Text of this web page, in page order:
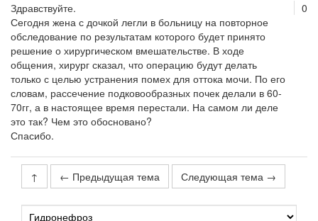
0
Здравствуйте.
Сегодня жена с дочкой легли в больницу на повторное
обследование по результатам которого будет принято
решение о хирургическом вмешательстве. В ходе
общения, хирург сказал, что операцию будут делать
только с целью устранения помех для оттока мочи. По его
словам, рассечение подковообразных почек делали в 60-
70гг, а в настоящее время перестали. На самом ли деле
это так? Чем это обосновано?
Спасибо.
↑ ← Предыдущая тема Следующая тема →